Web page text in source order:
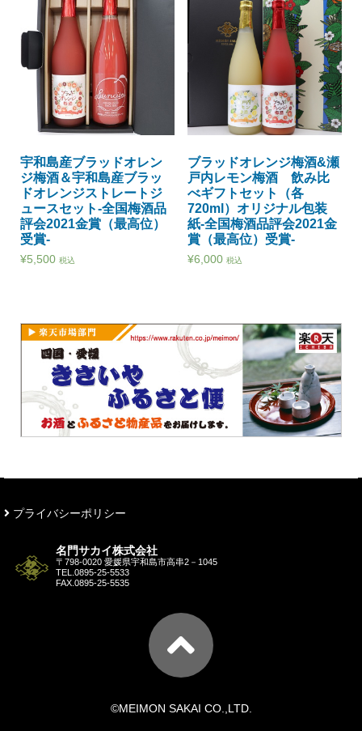
宇和島産ブラッドオレン
ジ梅酒＆宇和島産ブラッ
ドオレンジストレートジ
ュースセット-全国梅酒品
評会2021金賞（最高位）
受賞-
¥5,500 税込
ブラッドオレンジ梅酒&瀬
戸内レモン梅酒 飲み比
べギフトセット（各
720ml）オリジナル包装
紙-全国梅酒品評会2021金
賞（最高位）受賞-
¥6,000 税込
名門サカイ株式会社
〒798-0020 愛媛県宇和島市高串2－1045
TEL. 0895-25-5533
FAX.0895-25-5535
プライバシーポリシー
©MEIMON SAKAI CO.,LTD.